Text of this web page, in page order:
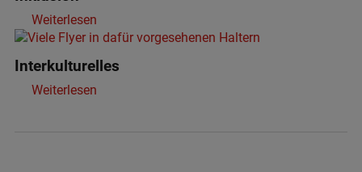
Weiterlesen
Interkulturelles
Weiterlesen